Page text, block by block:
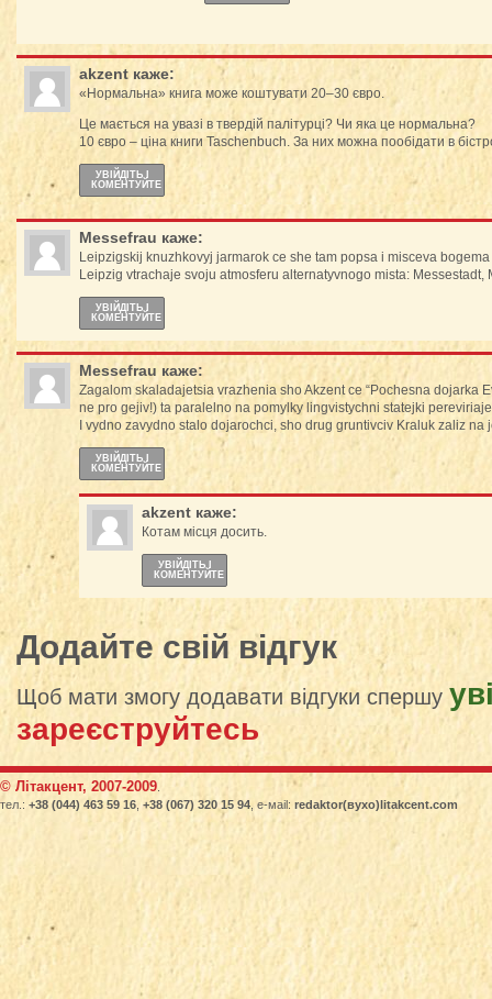
akzent каже:
«Нормальна» книга може коштувати 20–30 євро.
Це мається на увазі в твердій палітурці? Чи яка це нормальна?
10 євро – ціна книги Taschenbuch. За них можна пообідати в
УВІЙДІТЬ І
КОМЕНТУЙТЕ
Messefrau каже:
Leipzigskij knuzhkovyj jarmarok ce she tam popsa i misceva
Leipzig vtrachaje svoju atmosferu alternatyvnogo mista:
УВІЙДІТЬ І
КОМЕНТУЙТЕ
Messefrau каже:
Zagalom skaladajetsia vrazhenia sho Akzent ce “Pochesna dojarka
ne pro gejiv!) ta paralelno na pomylky lingvistychni statejki
I vydno zavydno stalo dojarochci, sho drug gruntivciv Kraluk zaliz
УВІЙДІТЬ І
КОМЕНТУЙТЕ
akzent каже:
Котам місця досить.
УВІЙДІТЬ І
КОМЕНТУЙТЕ
Додайте свій відгук
Щоб мати змогу додавати відгуки спершу
зареєструйтесь
© Літакцент, 2007-2009
тел.: +38 (044) 463 59 16 +38 (067) 320 15 94 , е-маіl: redaktor(вухо)litakcent.com